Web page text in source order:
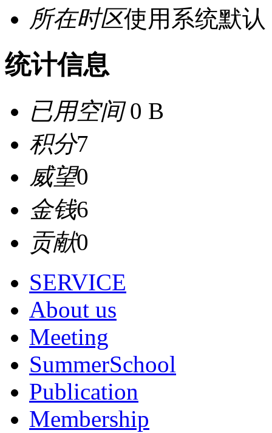
所在时区使用系统默认
统计信息
已用空间0 B
积分7
威望0
金钱6
贡献0
SERVICE
About us
Meeting
SummerSchool
Publication
Membership